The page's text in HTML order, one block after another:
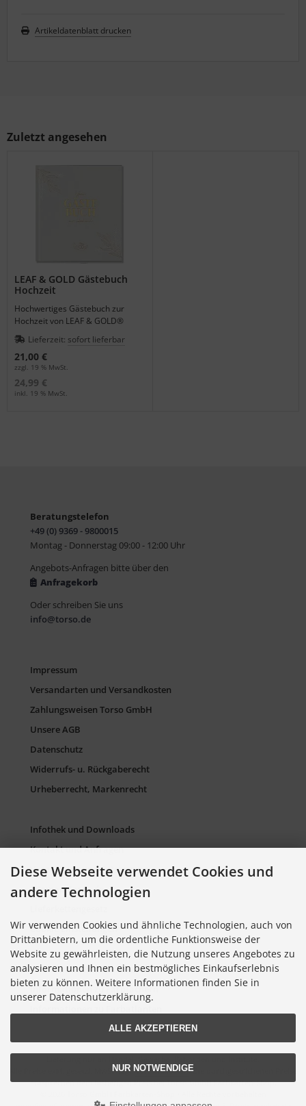
Artikeldatenblatt drucken
Zuletzt angesehen
LEAF & GOLD Gästebuch
Hochzeit
Hochwertiges Gästebuch zur
Hochzeit von LEAF & GOLD®
Lieferzeit: sofort lieferbar
21,00 €
zzgl. 19 % MwSt.
24,99 €
inkl. 19 % MwSt.
Beratungstelefon
+49 (0) 9369 - 9800015
Montag - Donnerstag 09:00 - 12:00 Uhr
Angebots-Anfragen bitte über den
Anfragekorb
Oder schreiben Sie uns
info@torso.de
Impressum
Versandarten und Versandkosten
Zahlungsweisen Torso GmbH
Unsere AGB
Datenschutz
Widerrufs- u. Rückgaberecht
Urheberrecht, Markenrecht
Infothek und Downloads
Kontakt und Anfragen
Verpackung und Entsorgung
Sitemap Torso.de
Cookie Einstellungen
Informationen zu Farbkarten
Informationen zu Farbfächern
Alle Preise exkl. gesetzl. MwSt. zzgl.Versandkosten. Die durchgestrichenen Preise
entsprechen dem bisherigen Preis bei Torso GmbH Farbkarten-Shop.
Diese Webseite verwendet Cookies und
andere Technologien
Wir verwenden Cookies und ähnliche Technologien, auch von
Drittanbietern, um die ordentliche Funktionsweise der
Website zu gewährleisten, die Nutzung unseres Angebotes zu
analysieren und Ihnen ein bestmögliches Einkaufserlebnis
bieten zu können. Weitere Informationen finden Sie in
unserer Datenschutzerklärung.
ALLE AKZEPTIEREN
NUR NOTWENDIGE